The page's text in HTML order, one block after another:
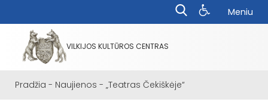
Meniu
VILKIJOS KULTŪROS CENTRAS
Pradžia - Naujienos - „Teatras Čekiškėje“